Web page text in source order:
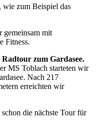
wie zum Beispiel das
gemeinsam mit
Fitness.
Radtour zum Gardasee.
MS Toblach starteten wir
Nach 217
erreichten wir
die nächste Tour für